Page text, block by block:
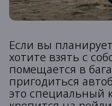
Если вы
хотите взять с
помещается в
пригодиться
это специальный